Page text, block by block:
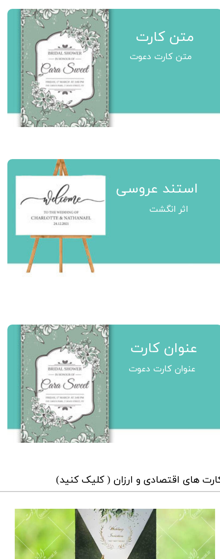
متن کارت
متن کارت دعوت
استند عروسی
اثر انگشت
عنوان کارت
عنوان کارت دعوت
های اقتصادی و ارزان ( کلیک کنید)